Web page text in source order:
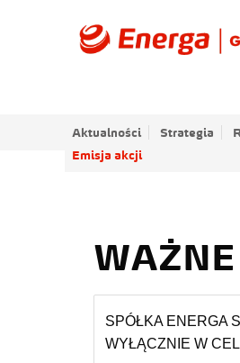
Aktualności Strategia
Emisja akcji
SPÓŁKA ENERGA
WYŁĄCZNIE W